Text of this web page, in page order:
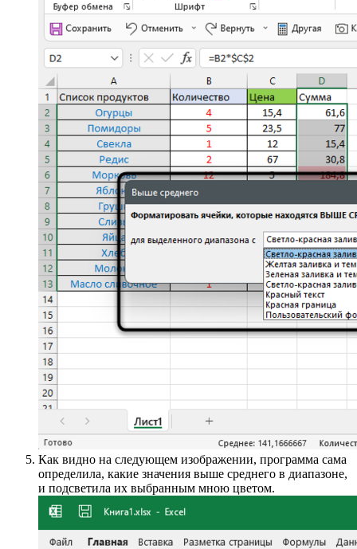
Применяйте данные типы правил, когда нужно выделить
максимальные значения в диапазоне, минимальные или
только те, которые превышают среднее число. При
финансовых операциях или при учете склада такой стиль
условного форматирования будет особенно полезен.
Гистограммы
Рассмотрим следующее правило под названием
«Гистограммы»
. Оно имеет два разных типа,
обеспечивающих градиентную или сплошную заливку.
Гистограммы появятся на всех ячейках, но их размер
напрямую будет зависеть от величины значения в диапазоне.
Наведите курсор на правило
выберите подходящий тип оформления. По умолчанию
предлагается 12 вариантов.